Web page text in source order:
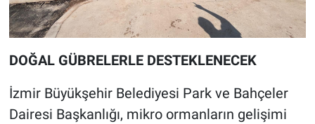
DOĞAL GÜBRELERLE DESTEKLENECEK
İzmir Büyükşehir Belediyesi Park ve Bahçeler
Dairesi Başkanlığı, mikro ormanların gelişimi